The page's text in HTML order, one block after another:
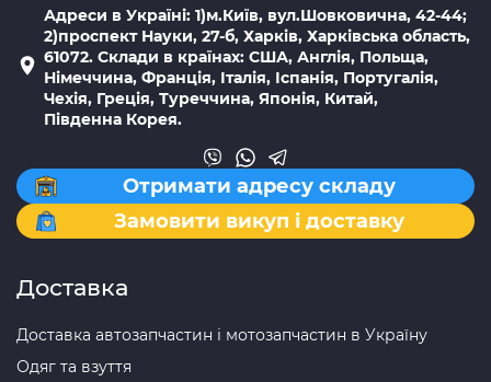
Адреси в Україні: 1)м.Київ, вул.Шовковична, 42-44;
2)проспект Науки, 27-б, Харків, Харківська область,
61072. Склади в країнах: США, Англія, Польща,
Німеччина, Франція, Італія, Іспанія, Португалія,
Чехія, Греція, Туреччина, Японія, Китай,
Південна Корея.
Отримати адресу складу
Замовити викуп і доставку
Доставка
Доставка автозапчастин і мотозапчастин в Україну
Одяг та взуття